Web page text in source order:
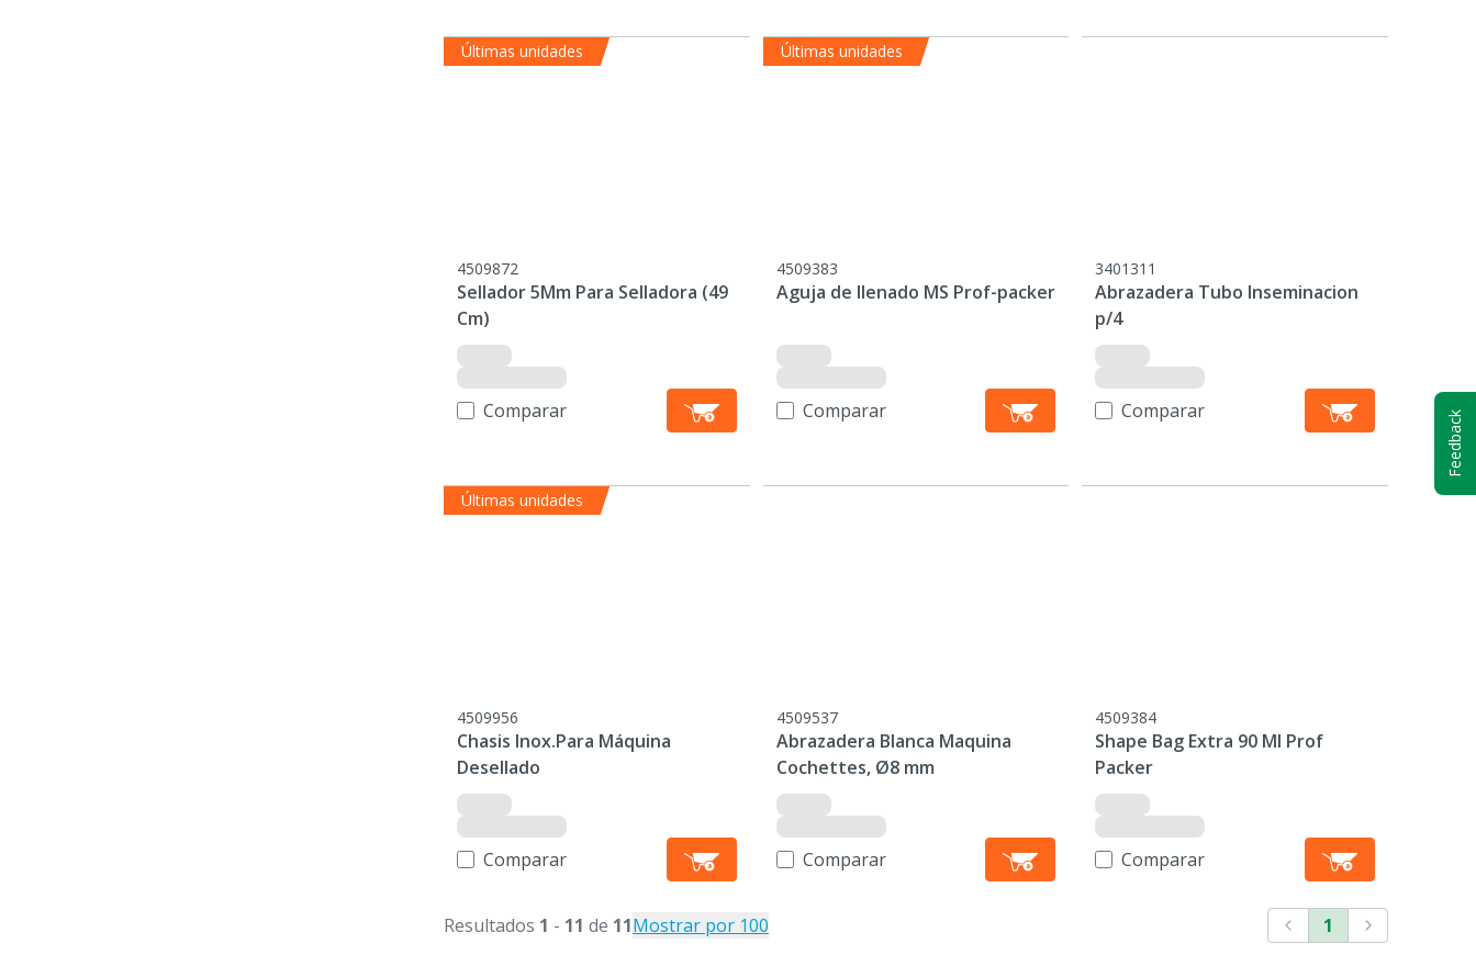
Últimas unidades
4509872
Sellador 5Mm Para Selladora (49
Cm)
Comparar
Últimas unidades
4509383
Aguja de llenado MS Prof-packer
Comparar
3401311
Abrazadera Tubo Inseminacion
p/4
Comparar
Últimas unidades
4509956
Chasis Inox.Para Máquina
Desellado
Comparar
4509537
Abrazadera Blanca Maquina
Cochettes, Ø8 mm
Comparar
4509384
Shape Bag Extra 90 Ml Prof
Packer
Comparar
Resultados 1 - 11 de 11Mostrar por 100
1
Feedback